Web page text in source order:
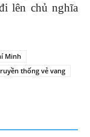
lên chủ nghĩa
Minh
thống vẻ vang